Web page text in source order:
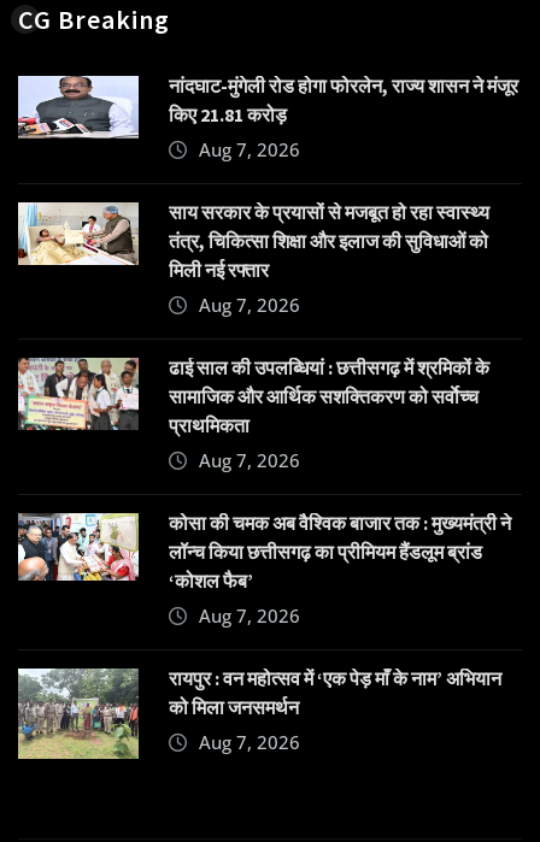
CG Breaking
नांदघाट-मुंगेली रोड होगा फोरलेन, राज्य शासन ने मंजूर
किए 21.81 करोड़
Aug 7, 2026
साय सरकार के प्रयासों से मजबूत हो रहा स्वास्थ्य
तंत्र, चिकित्सा शिक्षा और इलाज की सुविधाओं को
मिली नई रफ्तार
Aug 7, 2026
ढाई साल की उपलब्धियां : छत्तीसगढ़ में श्रमिकों के
सामाजिक और आर्थिक सशक्तिकरण को सर्वाेच्च
प्राथमिकता
Aug 7, 2026
कोसा की चमक अब वैश्विक बाजार तक : मुख्यमंत्री ने
लॉन्च किया छत्तीसगढ़ का प्रीमियम हैंडलूम ब्रांड
‘कोशल फैब’
Aug 7, 2026
रायपुर : वन महोत्सव में ‘एक पेड़ माँ के नाम’ अभियान
को मिला जनसमर्थन
Aug 7, 2026